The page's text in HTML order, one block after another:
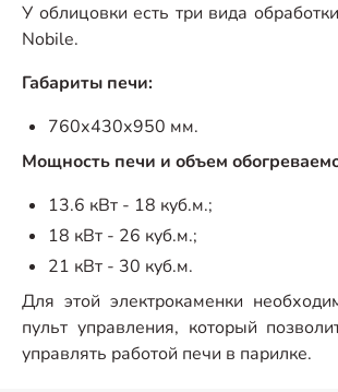
У облицовки есть три вида
Nobile.
Габариты печи:
760х430х950 мм.
Мощность печи и объем
13.6 кВт - 18 куб.м.;
18 кВт - 26 куб.м.;
21 кВт - 30 куб.м.
Для этой электрокаменки
пульт управления, который
управлять работой печи в парилке.